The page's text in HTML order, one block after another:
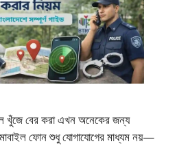
খুঁজে বের করা এখন অনেকের জন্য
ফোন শুধু যোগাযোগের মাধ্যম নয়—